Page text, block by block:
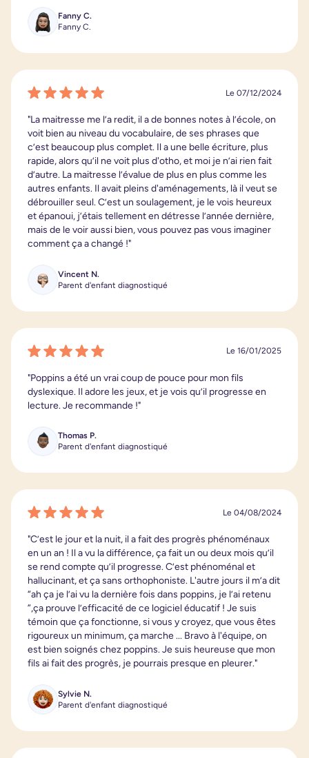
Fanny C.
Fanny C.
Le 07/12/2024
"La maitresse me l’a redit, il a de bonnes notes à l’école, on
voit bien au niveau du vocabulaire, de ses phrases que
c’est beaucoup plus complet. Il a une belle écriture, plus
rapide, alors qu’il ne voit plus d'otho, et moi je n’ai rien fait
d’autre. La maitresse l’évalue de plus en plus comme les
autres enfants. Il avait pleins d'aménagements, là il veut se
débrouiller seul. C’est un soulagement, je le vois heureux
et épanoui, j’étais tellement en détresse l’année dernière,
mais de le voir aussi bien, vous pouvez pas vous imaginer
comment ça a changé !"
Vincent N.
Parent d'enfant diagnostiqué
Le 16/01/2025
"Poppins a été un vrai coup de pouce pour mon fils
dyslexique. Il adore les jeux, et je vois qu’il progresse en
lecture. Je recommande !"
Thomas P.
Parent d'enfant diagnostiqué
Le 04/08/2024
"C’est le jour et la nuit, il a fait des progrès phénoménaux
en un an ! Il a vu la différence, ça fait un ou deux mois qu’il
se rend compte qu’il progresse. C’est phénoménal et
hallucinant, et ça sans orthophoniste. L'autre jours il m’a dit
“ah ça je l’ai vu la dernière fois dans poppins, je l’ai retenu
”,ça prouve l’efficacité de ce logiciel éducatif ! Je suis
témoin que ça fonctionne, si vous y croyez, que vous êtes
rigoureux un minimum, ça marche ... Bravo à l'équipe, on
est bien soignés chez poppins. Je suis heureuse que mon
fils ai fait des progrès, je pourrais presque en pleurer."
Sylvie N.
Parent d'enfant diagnostiqué